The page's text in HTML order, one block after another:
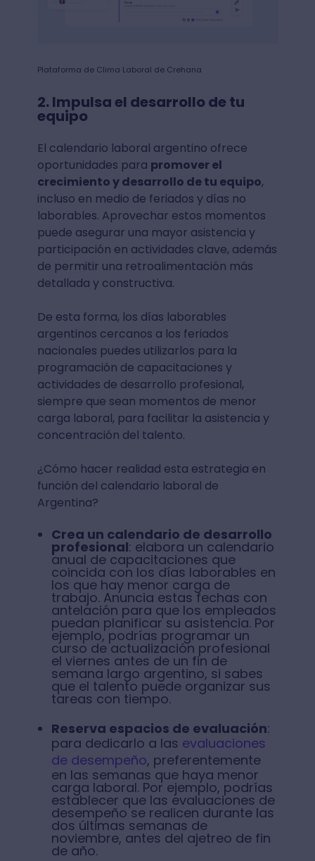
Plataforma de Clima Laboral de Crehana
2. Impulsa el desarrollo de tu
equipo
El calendario laboral argentino ofrece
oportunidades para promover el
crecimiento y desarrollo de tu equipo,
incluso en medio de feriados y días no
laborables. Aprovechar estos momentos
puede asegurar una mayor asistencia y
participación en actividades clave, además
de permitir una retroalimentación más
detallada y constructiva.
De esta forma, los días laborables
argentinos cercanos a los feriados
nacionales puedes utilizarlos para la
programación de capacitaciones y
actividades de desarrollo profesional,
siempre que sean momentos de menor
carga laboral, para facilitar la asistencia y
concentración del talento.
¿Cómo hacer realidad esta estrategia en
función del calendario laboral de
Argentina?
Crea un calendario de desarrollo
profesional: elabora un calendario
anual de capacitaciones que
coincida con los días laborables en
los que hay menor carga de
trabajo. Anuncia estas fechas con
antelación para que los empleados
puedan planificar su asistencia. Por
ejemplo, podrías programar un
curso de actualización profesional
el viernes antes de un fin de
semana largo argentino, si sabes
que el talento puede organizar sus
tareas con tiempo.
Reserva espacios de evaluación:
para dedicarlo a las evaluaciones
de desempeño, preferentemente
en las semanas que haya menor
carga laboral. Por ejemplo, podrías
establecer que las evaluaciones de
desempeño se realicen durante las
dos últimas semanas de
noviembre, antes del ajetreo de fin
de año.